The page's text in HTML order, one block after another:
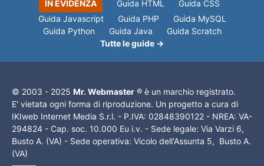
IN EVIDENZA Guida HTML
Guida CSS
Guida Javascript
Guida PHP
Guida MySQL
Guida Python
Guida Java
Guida Scratch
Tutte le guide →
© 2003 - 2025 Mr. Webmaster ® è un marchio registrato.
E' vietata ogni forma di riproduzione. Un progetto a cura di
IKIweb Internet Media S.r.l. - P.IVA: 02848390122 - NREA: VA-
294824 - Cap. soc. 10.000 Eu i.v. - Sede legale: Via Varzi 6,
Busto A. (VA) - Sede operativa: Vicolo dell'Assunta 5, Busto A.
(VA)